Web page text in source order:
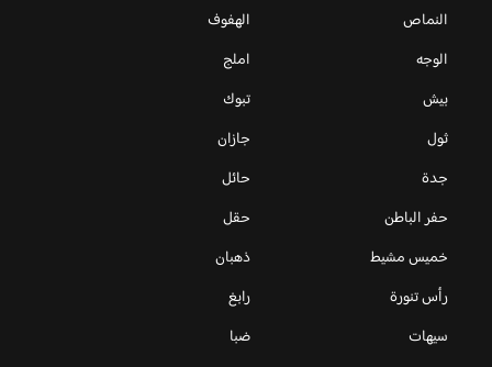
النماص
الهفوف
الوجه
املج
بيش
تبوك
ثول
جازان
جدة
حائل
حفر الباطن
حقل
خميس مشيط
ذهبان
رأس تنورة
رابغ
سيهات
ضبا